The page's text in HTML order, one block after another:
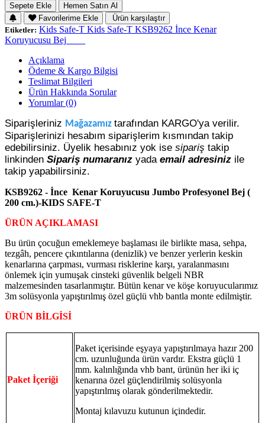
Sepete Ekle
Hemen Satın Al
Favorilerime Ekle
Ürün karşılaştır
Etiketler: Kids Safe-T Kids Safe-T KSB9262 İnce Kenar
Koruyucusu Bej____
Açıklama
Ödeme & Kargo Bilgisi
Teslimat Bilgileri
Ürün Hakkında Sorular
Yorumlar (0)
Siparişleriniz Mağazamız tarafından KARGO'ya verilir.
Siparişlerinizi hesabım siparişlerim kısmından takip
edebilirsiniz. Üyelik hesabınız yok ise sipariş takip
linkinden Sipariş numaranız yada email adresiniz ile
takip yapabilirsiniz.
KSB9262 - İnce Kenar Koruyucusu Jumbo Profesyonel Bej (
200 cm.)-KIDS SAFE-T
ÜRÜN AÇIKLAMASI
Bu ürün çocuğun emeklemeye başlaması ile birlikte masa, sehpa,
tezgâh, pencere çıkıntılarına (denizlik) ve benzer yerlerin keskin
kenarlarına çarpması, vurması risklerine karşı, yaralanmasını
önlemek için yumuşak cinsteki güvenlik belgeli NBR
malzemesinden tasarlanmıştır. Bütün kenar ve köşe koruyucularımız
3m solüsyonla yapıştırılmış özel güçlü vhb bantla monte edilmiştir.
ÜRÜN BİLGİSİ
Paket İçeriği
Paket içerisinde eşyaya yapıştırılmaya hazır 200
cm. uzunluğunda ürün vardır. Ekstra güçlü 1
mm. kalınlığında vhb bant, ürünün her iki iç
kenarına özel güçlendirilmiş solüsyonla
yapıştırılmış olarak gönderilmektedir.
Montaj kılavuzu kutunun içindedir.